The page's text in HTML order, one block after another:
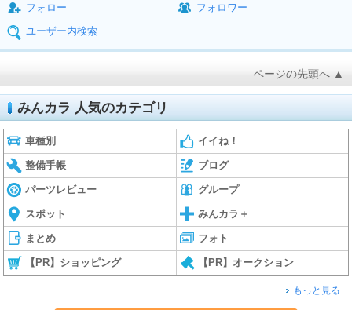
フォロー
フォロワー
ユーザー内検索
ページの先頭へ ▲
みんカラ 人気のカテゴリ
車種別 イイね！
整備手帳 ブログ
パーツレビュー グループ
スポット みんカラ＋
まとめ フォト
【PR】ショッピング 【PR】オークション
もっと見る